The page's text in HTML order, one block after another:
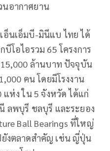
อากาศยาน
นเอ็มบี-มินีแบ ไทย ได้
บีโอไอรวม 65 โครงการ
ล้านบาท ปัจจุบัน
คน โดยมีโรงงาน
ห่ง ใน 5 จังหวัด ได้แก่
ลพบุรี ชลบุรี และระยอง
Ball Bearings ที่ใหญ่
ยังตลาดสำคัญ เช่น ญี่ปุ่น